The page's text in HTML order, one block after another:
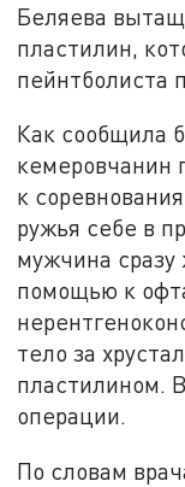
Беляева
пластилин,
пейнтболиста
Как сообщила
кемеровчанин
к
ружья себе в
мужчина
помощью к
тело за
пластилином.
операции.
По словам